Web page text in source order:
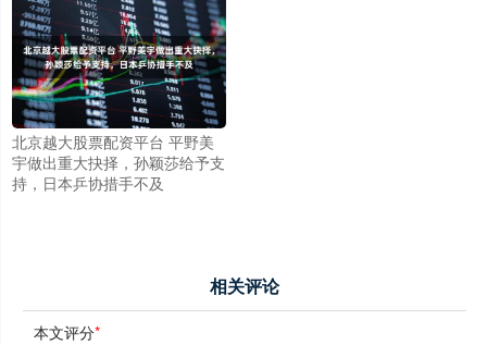
北京越大股票配资平台 平野美
宇做出重大抉择，孙颖莎给予支
持，日本乒协措手不及
相关评论
本文评分*